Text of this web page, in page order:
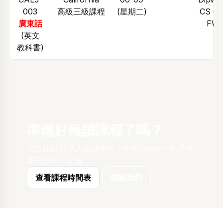
003
廣東話
(英文
教科書)
高級三級課程
(星期二)
CS
查看課程時間表